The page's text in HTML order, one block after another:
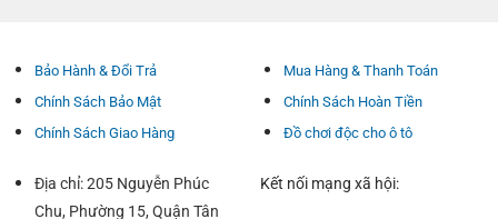
Bảo Hành & Đổi Trả
Chính Sách Bảo Mật
Chính Sách Giao Hàng
Mua Hàng & Thanh Toán
Chính Sách Hoàn Tiền
Đồ chơi độc cho ô tô
Địa chỉ: 205 Nguyễn Phúc
Chu, Phường 15, Quận Tân
Kết nối mạng xã hội: